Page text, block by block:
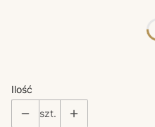
Ilość
szt.